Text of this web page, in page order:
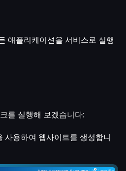
애플리케이션을 서비스로 실행
를 실행해 보겠습니다:
사용하여 웹사이트를 생성합니